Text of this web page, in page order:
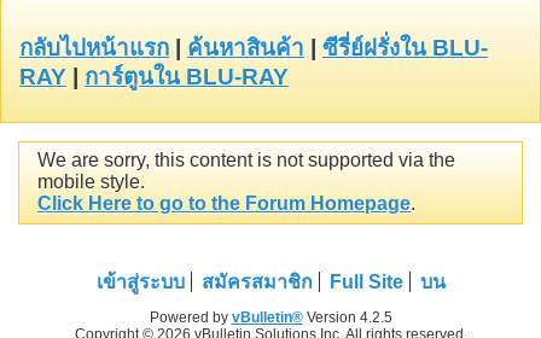
กลับไปหน้าแรก ค้นหาสินค้า
ซีรี่ย์ฝรั่งใน BLU-
RAY
การ์ตูนใน BLU-RAY
We are sorry, this content is not supported via the
mobile style.
Click Here to go to the Forum Homepage.
เข้าสู่ระบบ สมัครสมาชิก Full Site บน
Powered by vBulletin®Version 4.2.5
Copyright © 2026 vBulletin Solutions Inc. All rights reserved.